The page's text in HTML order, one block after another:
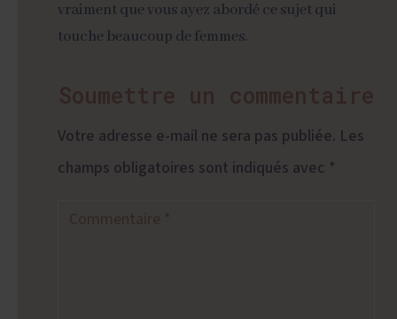
vraiment que vous ayez abordé ce sujet qui
touche beaucoup de femmes.
Votre adresse e-mail ne sera pas publiée. Les
champs obligatoires sont indiqués avec *